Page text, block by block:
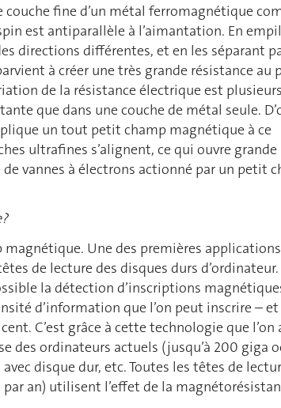
fine d’un métal ferromagnétique
est antiparallèle à l’aimantation. En
directions différentes, et en les séparant
à créer une très grande résistance au
de la résistance électrique est plusieurs
que dans une couche de métal seule.
un tout petit champ magnétique à ce
ultrafines s’alignent, ce qui ouvre
vannes à électrons actionné par un petit
Une des premières
de lecture des disques durs d’ordinateur.
la détection d’inscriptions
d’information que l’on peut inscrire –
C’est grâce à cette technologie que l’on
des ordinateurs actuels (jusqu’à 200 giga
disque dur, etc. Toutes les têtes de
an) utilisent l’effet de la